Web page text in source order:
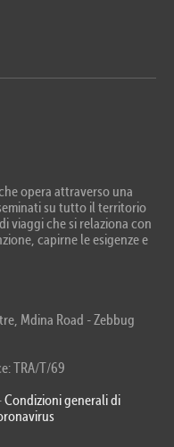
opera attraverso una
su tutto il territorio
viaggi che si relaziona con
capirne le esigenze e
Mdina Road - Zebbug
TRA/T/69
Condizioni generali di